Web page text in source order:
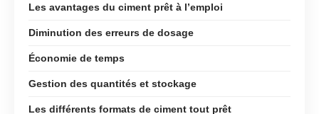
Les avantages du ciment prêt à l’emploi
Diminution des erreurs de dosage
Économie de temps
Gestion des quantités et stockage
Les différents formats de ciment tout prêt